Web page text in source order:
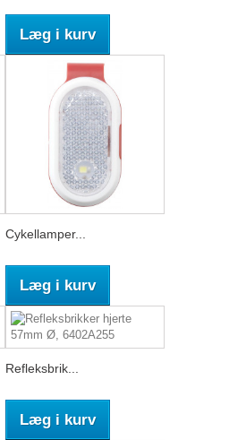
Læg i kurv
Cykellamper...
Læg i kurv
Refleksbrik...
Læg i kurv